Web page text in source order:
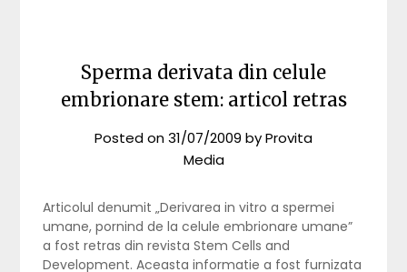
Sperma derivata din celule
embrionare stem: articol retras
Posted on31/07/2009 byProvita
Media
Articolul denumit „Derivarea in vitro a spermei
umane, pornind de la celule embrionare umane”
a fost retras din revista Stem Cells and
Development. Aceasta informatie a fost furnizata